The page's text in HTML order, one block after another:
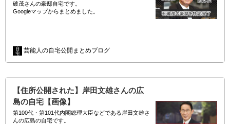
破茂さんの豪邸自宅です。
Googleマップからまとめました。
…
芸能人の自宅公開まとめブログ
【住所公開された】岸田文雄さんの広
島の自宅【画像】
第100代・第101代内閣総理大臣などである岸田文雄さ
んの広島の自宅です。